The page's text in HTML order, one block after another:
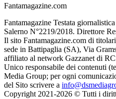
Fantamagazine.com
Fantamagazine Testata
Salerno N°2219/2018. Direttore
Il sito Fantamagazine.com di
sede in Battipaglia (SA), Via
affiliato al network Gazzanet di
Unico responsabile dei contenuti
Media Group; per ogni
del Sito scrivere a
Copyright 2021-2026 © Tutti i